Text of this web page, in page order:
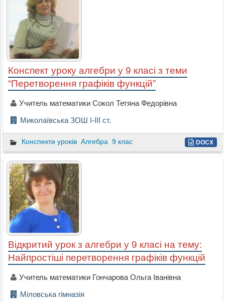
Конспект уроку алгебри у 9 класі з теми
“Перетворення графіків функцій”
Учитель математики Сокол Тетяна Федорівна
Миколаївська ЗОШ І-ІІІ ст.
Конспекти уроків Алгебра 9 клас DOCX
Відкритий урок з алгебри у 9 класі на тему:
Найпростіші перетворення графіків функцій
Учитель математики Гончарова Ольга Іванівна
Міловська гімназія